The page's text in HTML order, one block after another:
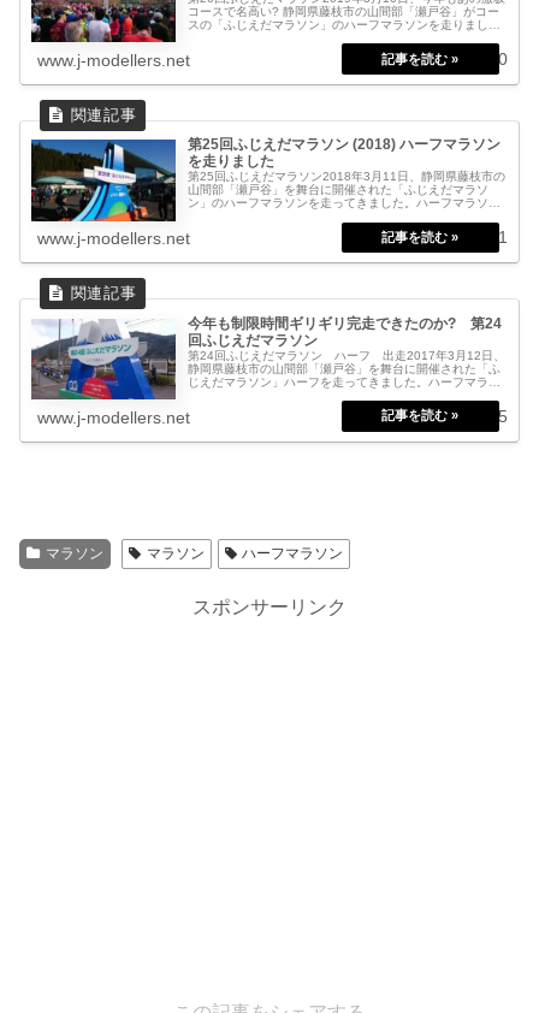
コースで名高い? 静岡県藤枝市の山間部「瀬戸谷」がコー
スの「ふじえだマラソン」のハーフマラソンを走りまし
www.j-modellers.net 2019.03.10
第25回ふじえだマラソン (2018) ハーフマラソン
を走りました
第25回ふじえだマラソン2018年3月11日、静岡県藤枝市の
山間部「瀬戸谷」を舞台に開催された「ふじえだマラソ
ン」のハーフマラソンを走ってきました。ハーフマラソン
したが（下記参照）のどか...
www.j-modellers.net 2018.03.11
今年も制限時間ギリギリ完走できたのか? 第24
回ふじえだマラソン
第24回ふじえだマラソン ハーフ 出走2017年3月12日、
静岡県藤枝市の山間部「瀬戸谷」を舞台に開催された「ふ
じえだマラソン」ハーフを走ってきました。ハーフマラソ
www.j-modellers.net 2017.03.15
マラソン マラソン ハーフマラソン
スポンサーリンク